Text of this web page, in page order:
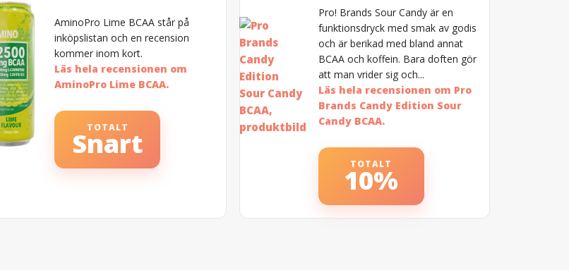
AminoPro Lime BCAA står på
inköpslistan och en recension
kommer inom kort.
Läs hela recensionen om
AminoPro Lime BCAA.
TOTALT
Snart
Pro! Brands Sour Candy är en
funktionsdryck med smak av godis
och är berikad med bland annat
BCAA och koffein. Bara doften gör
att man vrider sig och...
Läs hela recensionen om Pro
Brands Candy Edition Sour
Candy BCAA.
TOTALT
10%